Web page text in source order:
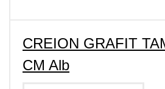
CREION GRAFIT
CM Alb